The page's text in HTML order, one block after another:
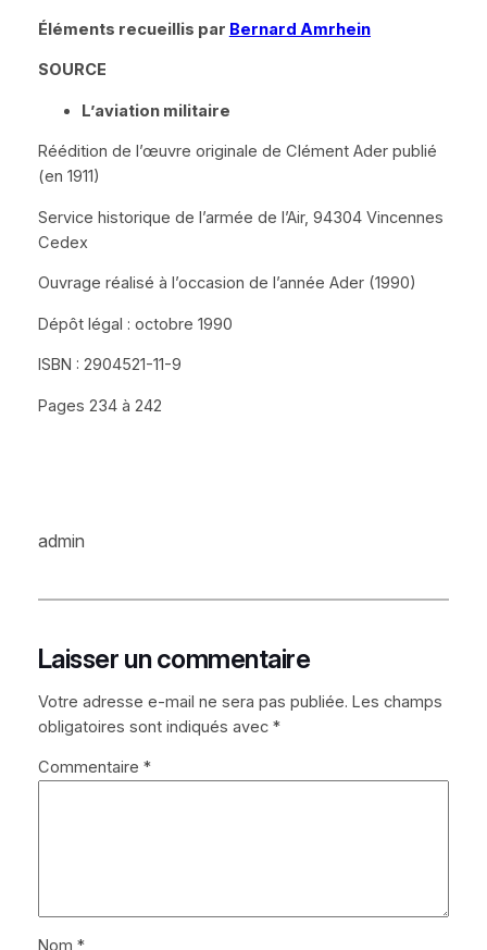
Éléments recueillis par Bernard Amrhein
SOURCE
L’aviation militaire
Réédition de l’œuvre originale de Clément Ader publié
(en 1911)
Service historique de l’armée de l’Air, 94304 Vincennes
Cedex
Ouvrage réalisé à l’occasion de l’année Ader (1990)
Dépôt légal : octobre 1990
ISBN : 2904521-11-9
Pages 234 à 242
admin
Laisser un commentaire
Votre adresse e-mail ne sera pas publiée. Les champs
obligatoires sont indiqués avec *
Commentaire *
Nom *